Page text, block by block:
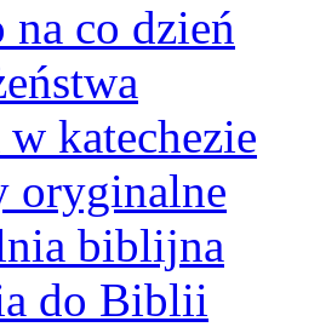
na co dzień
katechezie
oryginalne
biblijna
do Biblii